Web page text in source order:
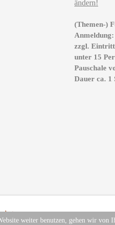
ändern!
(Themen-)
zzgl.
unter 15
Pauschale
Dauer ca. 1
weiter benutzen, gehen wir von